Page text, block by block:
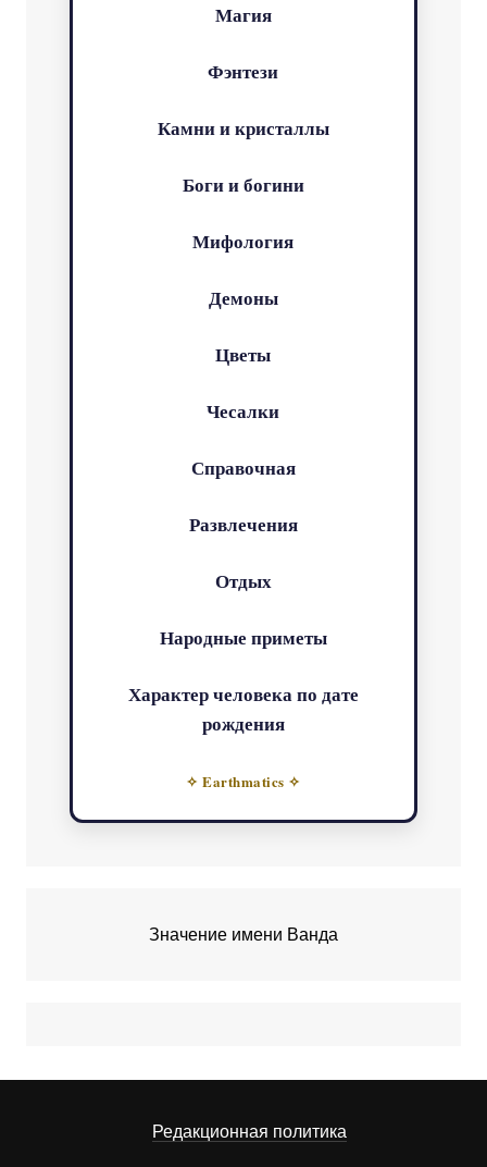
Магия
Фэнтези
Камни и кристаллы
Боги и богини
Мифология
Демоны
Цветы
Чесалки
Справочная
Развлечения
Отдых
Народные приметы
Характер человека по дате
рождения
✧ Earthmatics ✧
Значение имени Ванда
Редакционная политика